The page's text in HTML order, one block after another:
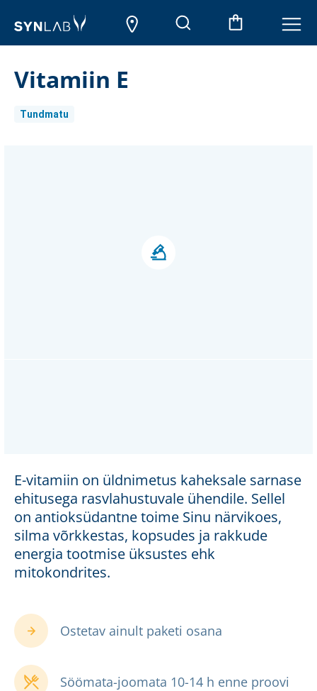
Vitamiin E
Tundmatu
E-vitamiin on üldnimetus kaheksale sarnase
ehitusega rasvlahustuvale ühendile. Sellel
on antioksüdantne toime Sinu närvikoes,
silma võrkkestas, kopsudes ja rakkude
energia tootmise üksustes ehk
mitokondrites.
Ostetav ainult paketi osana
Söömata-joomata 10-14 h enne proovi